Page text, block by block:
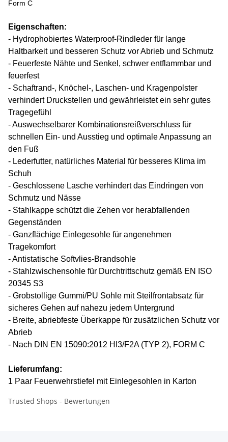
Form C
Eigenschaften:
- Hydrophobiertes Waterproof-Rindleder für lange
Haltbarkeit und besseren Schutz vor Abrieb und Schmutz
- Feuerfeste Nähte und Senkel, schwer entflammbar und
feuerfest
- Schaftrand-, Knöchel-, Laschen- und Kragenpolster
verhindert Druckstellen und gewährleistet ein sehr gutes
Tragegefühl
- Auswechselbarer Kombinationsreißverschluss für
schnellen Ein- und Ausstieg und optimale Anpassung an
den Fuß
- Lederfutter, natürliches Material für besseres Klima im
Schuh
- Geschlossene Lasche verhindert das Eindringen von
Schmutz und Nässe
- Stahlkappe schützt die Zehen vor herabfallenden
Gegenständen
- Ganzflächige Einlegesohle für angenehmen
Tragekomfort
- Antistatische Softvlies-Brandsohle
- Stahlzwischensohle für Durchtrittschutz gemäß EN ISO
20345 S3
- Grobstollige Gummi/PU Sohle mit Steilfrontabsatz für
sicheres Gehen auf nahezu jedem Untergrund
- Breite, abriebfeste Überkappe für zusätzlichen Schutz vor
Abrieb
- Nach DIN EN 15090:2012 HI3/F2A (TYP 2), FORM C
Lieferumfang:
1 Paar Feuerwehrstiefel mit Einlegesohlen in Karton
Trusted Shops - Bewertungen